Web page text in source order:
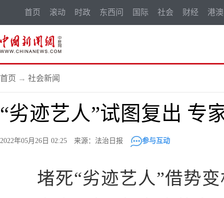
首页 滚动 时政 东西问 国际 社会 财经 港澳
首页 → 社会新闻
“劣迹艺人”试图复出 专
2022年05月26日 02:25 来源：法治日报 参与互动
堵死“劣迹艺人”借势变